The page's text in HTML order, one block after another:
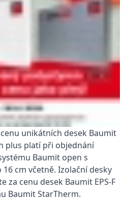
unikátních desek Baumit
plus platí při objednání
Baumit open s
cm včetně. Izolační desky
za cenu desek Baumit EPS-F
Baumit StarTherm.